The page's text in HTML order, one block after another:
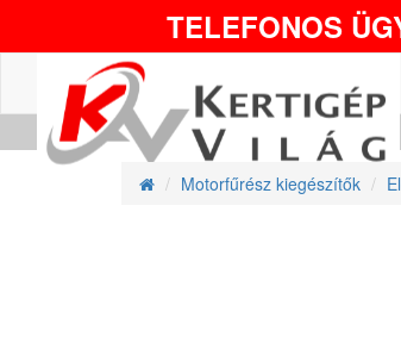
TELEFONOS
Motorfűrész kiegészítők